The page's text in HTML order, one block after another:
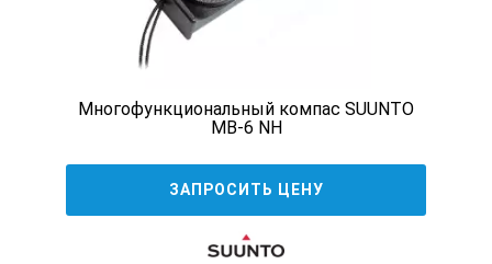
Многофункциональный компас SUUNTO
MB-6 NH
ЗАПРОСИТЬ ЦЕНУ